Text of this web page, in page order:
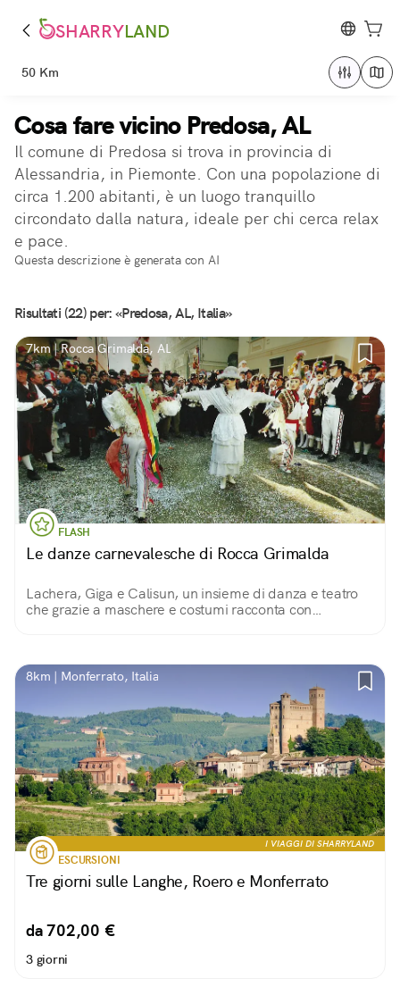
SHARRYLAND
50 Km
Cosa fare vicino Predosa, AL
Il comune di Predosa si trova in provincia di
Alessandria, in Piemonte. Con una popolazione di
circa 1.200 abitanti, è un luogo tranquillo
circondato dalla natura, ideale per chi cerca relax
e pace.
Questa descrizione è generata con AI
Risultati (22) per: «Predosa, AL, Italia»
7km | Rocca Grimalda, AL
FLASH
Le danze carnevalesche di Rocca Grimalda
Lachera, Giga e Calisun, un insieme di danza e teatro
che grazie a maschere e costumi racconta con
8km | Monferrato, Italia
I VIAGGI DI SHARRYLAND
ESCURSIONI
Tre giorni sulle Langhe, Roero e Monferrato
da 702,00 €
3 giorni